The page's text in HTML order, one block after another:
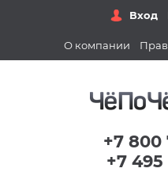
Вход
О компании
+7 800
+7 495